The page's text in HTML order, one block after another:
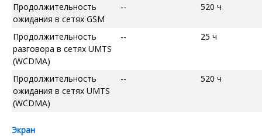
Продолжительность
ожидания в сетях GSM
-- 520 ч
Продолжительность
разговора в сетях UMTS
(WCDMA)
-- 25 ч
Продолжительность
ожидания в сетях UMTS
(WCDMA)
-- 520 ч
Экран